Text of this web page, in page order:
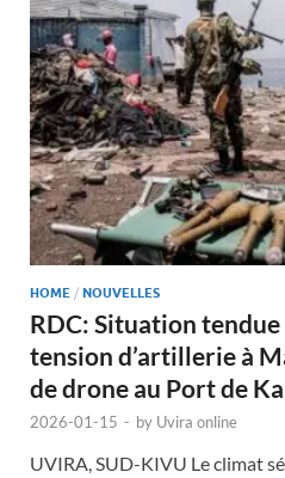
HOME / NOUVELLES
RDC: Situation tendue
tension d’artillerie à
de drone au Port de
2026-01-15 - by Uvira online
UVIRA, SUD-KIVU Le climat